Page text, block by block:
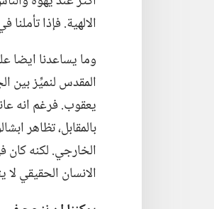
الالهية.‏ فإذا
وما يساعدنا ايضا
المقدس لنميِّز بين
يعقوب.‏ فرغم انه
بالمقابل،‏ تظاهر
الخارجي.‏ لكنه كان
الانسان الحقيقي